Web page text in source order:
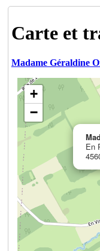
Carte et
Madame Géraldine
En
+
−